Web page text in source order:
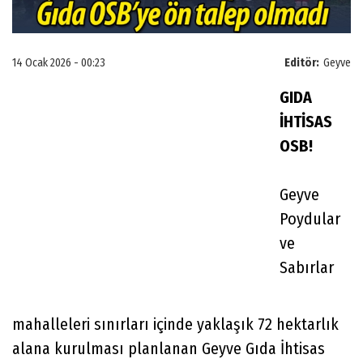
Editör: Geyve
14 Ocak 2026 - 00:23
GIDA
İHTİSAS
OSB!
Geyve
Poydular
ve
Sabırlar
mahalleleri sınırları içinde yaklaşık 72 hektarlık
alana kurulması planlanan Geyve Gıda İhtisas